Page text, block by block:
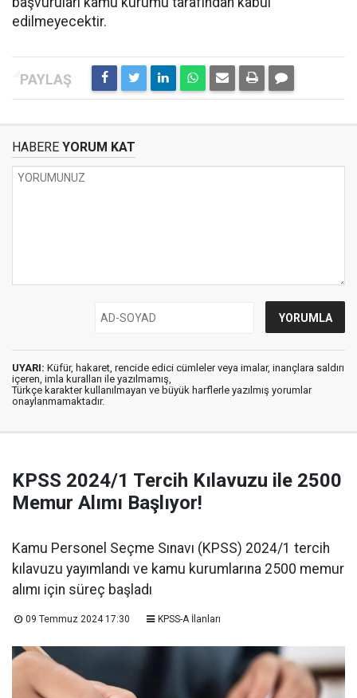
edilmeyecektir.
HABERE YORUM KAT
UYARI: Küfür, hakaret, rencide edici cümleler veya imalar, inançlara saldırı
içeren, imla kuralları ile yazılmamış,
Türkçe karakter kullanılmayan ve büyük harflerle yazılmış yorumlar
onaylanmamaktadır.
KPSS 2024/1 Tercih Kılavuzu ile 2500
Memur Alımı Başlıyor!
Kamu Personel Seçme Sınavı (KPSS) 2024/1 tercih
kılavuzu yayımlandı ve kamu kurumlarına 2500 memur
alımı için süreç başladı
09 Temmuz 2024 17:30 KPSS-A İlanları